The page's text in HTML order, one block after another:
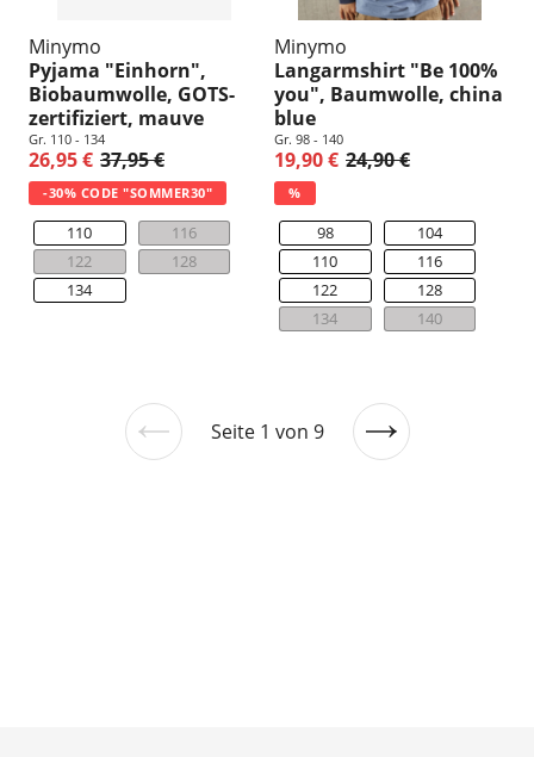
Minymo
Pyjama "Einhorn",
Biobaumwolle, GOTS-
zertifiziert, mauve
Gr. 110 - 134
26,95 € 37,95 €
-30% CODE "SOMMER30"
110
116
122
128
134
Minymo
Langarmshirt "Be 100%
you", Baumwolle, china
blue
Gr. 98 - 140
19,90 € 24,90 €
%
98
104
110
116
122
128
134
140
VorherigeSeite 1 von 9
Nächste